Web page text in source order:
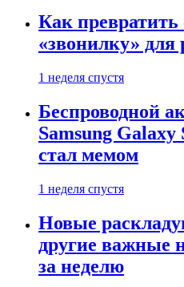
Как
«звонилку» для
1 неделя спустя
Беспроводной
Samsung Galaxy
стал мемом
1 неделя спустя
Новые
другие важные
за неделю